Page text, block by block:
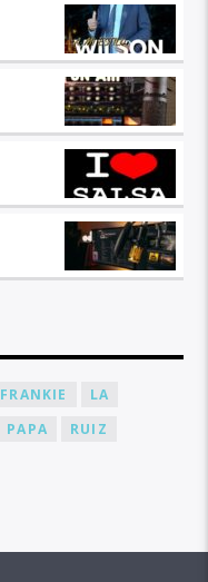
FRANKIE
LA
PAPA
RUIZ